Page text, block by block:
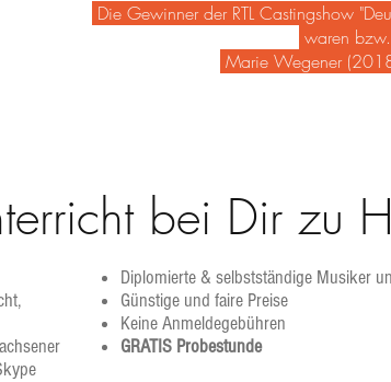
Die Gewinner der RTL Castingshow
waren
Marie Wegener
bei Dir zu
Diplomierte & selbstständige Musiker
Günstige und faire Preise
Keine Anmeldegebühren
GRATIS Probestunde